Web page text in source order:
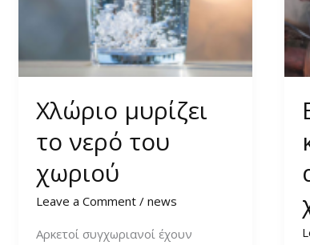
Χλώριο μυρίζει
το νερό του
χωριού
Leave a Comment /news
Αρκετοί συγχωριανοί έχουν